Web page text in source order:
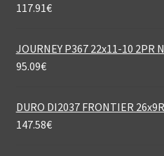
117.91€
JOURNEY P367 22x11-10 2PR
95.09€
DURO DI2037 FRONTIER
147.58€